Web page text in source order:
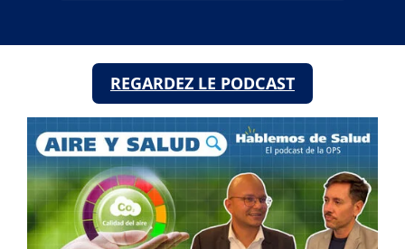
REGARDEZ LE PODCAST